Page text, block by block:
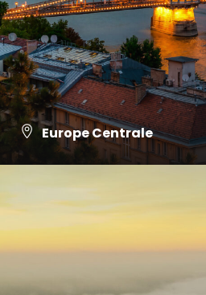
Europe Centrale